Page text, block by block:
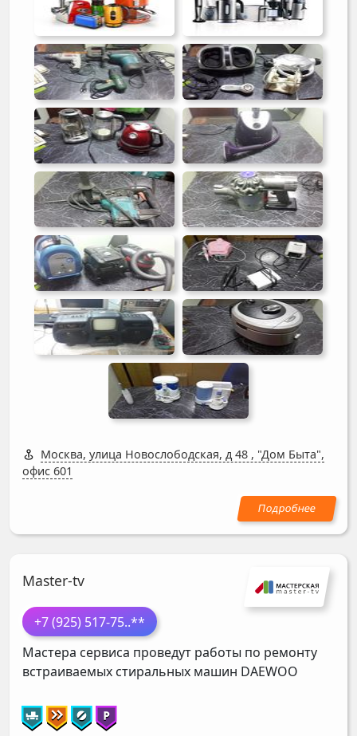
Москва, улица Новослободская, д 48 , "Дом Быта",
офис 601
Master-tv
+7 (925) 517-75..**
Мастера сервиса проведут работы по ремонту
встраиваемых стиральных машин DAEWOO